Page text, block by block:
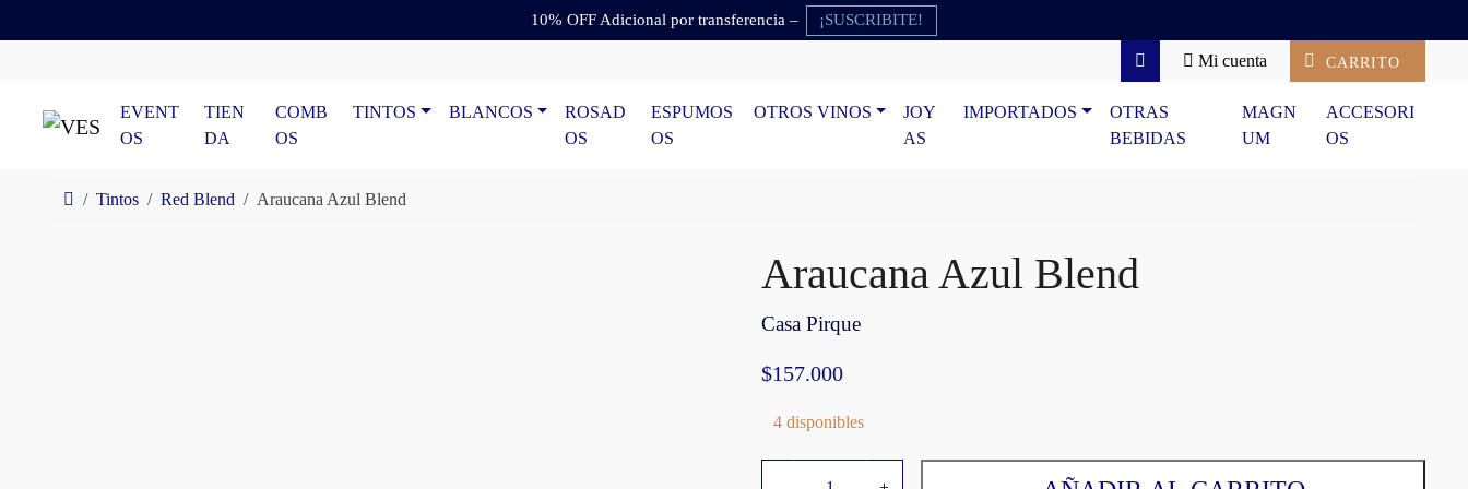
10% OFF Adicional por transferencia – ¡SUSCRIBITE!
Search
Mi cuenta CARRITO
EVENT
OS
TIEN
DA
COMB
OS
TINTOS BLANCOS
ROSAD
OS
ESPUMOS
OS
OTROS VINOS
JOY
AS
IMPORTADOS
OTRAS
BEBIDAS
MAGN
UM
ACCESORI
OS
Home
Tintos Red Blend Araucana Azul Blend
Araucana Azul Blend
Casa Pirque
$157.000
4 disponibles